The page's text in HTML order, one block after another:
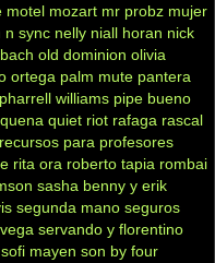
motel mozart mr probz mujer
n sync nelly niall horan nick
old dominion olivia
ortega palm mute pantera
pharrell williams pipe bueno
quena quiet riot rafaga rascal
recursos para profesores
rita ora roberto tapia rombai
sasha benny y erik
segunda mano seguros
servando y florentino
sofi mayen son by four